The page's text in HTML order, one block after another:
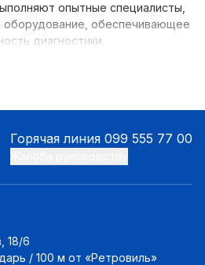
опытные специалисты,
оборудование, обеспечивающее
диагностики.
Горячая линия 099 555 77 00
18/6
/ 100 м от «Ретровиль»